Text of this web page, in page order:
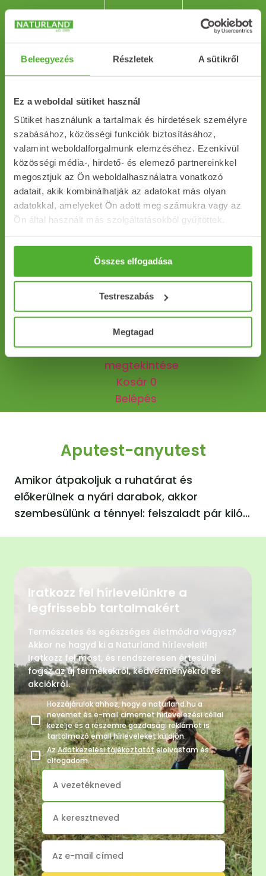
Beleegyezés Részletek A sütikről
Ez a weboldal sütiket használ
Sütiket használunk a tartalmak és hirdetések személyre
szabásához, közösségi funkciók biztosításához,
valamint weboldalforgalmunk elemzéséhez. Ezenkívül
közösségi média-, hirdető- és elemező partnereinkkel
megosztjuk az Ön weboldalhasználatra vonatkozó
adatait, akik kombinálhatják az adatokat más olyan
adatokkal, amelyeket Ön adott meg számukra vagy az
Ön által használt más szolgáltatásokból gyűjtöttek.
Összes elfogadása
Testreszabás
Megtagad
NATURLAND
Citromfűlevél
filtertea 25x1g
770Ft
Birsvarázs
teakeverék 20×1,5 g
1 241Ft
NATURLAND
Borsosmentalevél
filtertea 25x1g
815Ft
Összes találat
megtekintése
Kosár 0
Belépés
Aputest-anyutest
Amikor átpakoljuk a ruhatárat és
előkerülnek a nyári darabok, akkor
szembesülünk a ténnyel: felszaladt pár kiló…
Iratkozz fel hírlevelünkre a
legfrissebb tartalmakért
Természetes és egészséges életmódra vágysz?
Akkor ne hagyd ki a Naturland hírleveleit!
Iratkozz fel most, és rendszeresen értesülni
fogsz az új termékekről, kedvezményekről és
akciókról.
Hozzájárulok ahhoz, hogy a naturland.hu a
nevemet és e-mail címemet hírlevelezési céllal
kezelje és a részemre gazdasági reklámot is
tartalmazó email hírleveleket küldjön.
AzAdatkezelési tájékoztatótelolvastam és
elfogadom.